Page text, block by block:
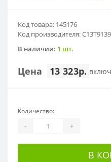
Код товара: 145176
Код производителя:
В наличии: 1 шт.
Цена 13 323р.
Количество:
- +
В